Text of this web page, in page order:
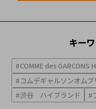
キー
#COMME des GARCONS
#コムデギャルソンオムプ
#渋谷 ハイブランド
#